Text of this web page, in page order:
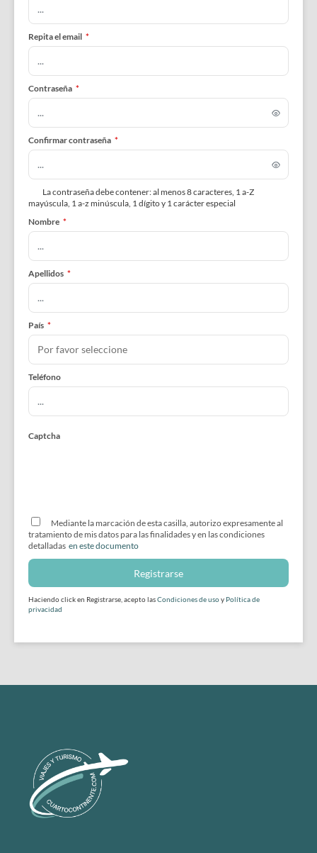
Repita el email *
Contraseña *
Confirmar contraseña *
La contraseña debe contener: al menos 8 caracteres, 1 a-Z
mayúscula, 1 a-z minúscula, 1 dígito y 1 carácter especial
Nombre *
Apellidos *
País *
Teléfono
Captcha
Mediante la marcación de esta casilla, autorizo expresamente al
tratamiento de mis datos para las finalidades y en las condiciones
detalladas en este documento
Registrarse
Haciendo click en Registrarse, acepto lasCondiciones de usoy Política de
privacidad